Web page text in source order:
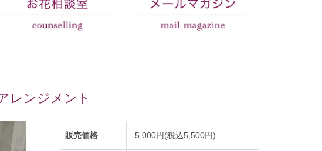
レンジメント
販売価格 5,000円(税込5,500円)